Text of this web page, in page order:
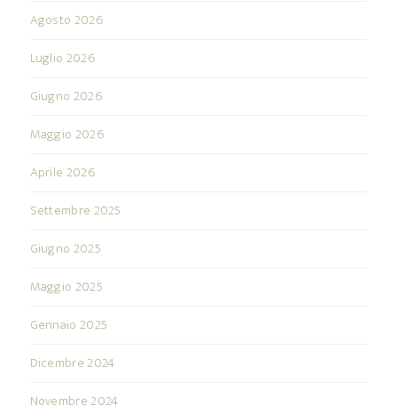
Agosto 2026
Luglio 2026
Giugno 2026
Maggio 2026
Aprile 2026
Settembre 2025
Giugno 2025
Maggio 2025
Gennaio 2025
Dicembre 2024
Novembre 2024